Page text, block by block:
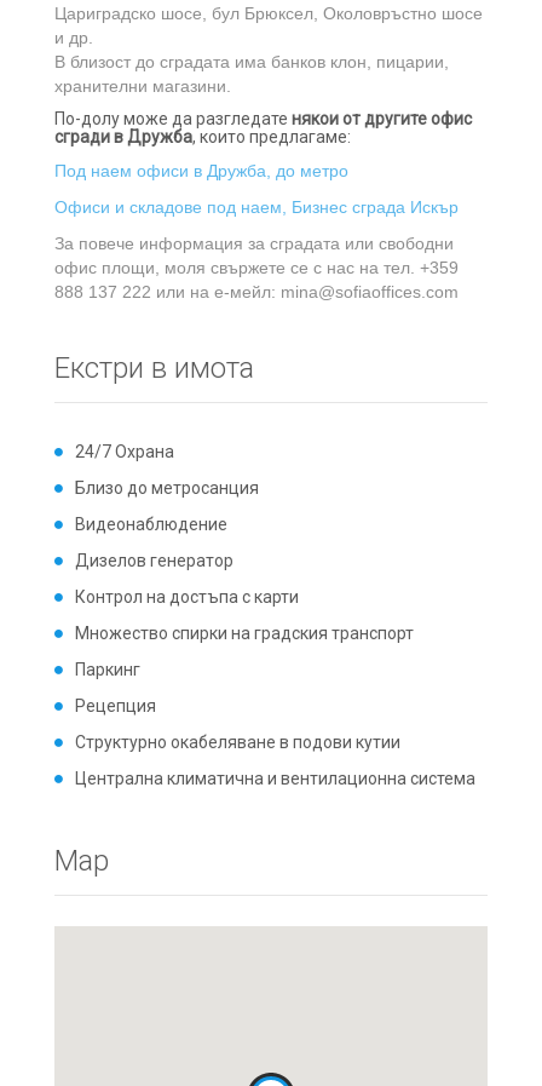
Цариградско шосе, бул Брюксел, Околовръстно шосе
и др.
В близост до сградата има банков клон, пицарии,
хранителни магазини.
По-долу може да разгледате някои от другите офис
сгради в Дружба, които предлагаме:
Под наем офиси в Дружба, до метро
Офиси и складове под наем, Бизнес сграда Искър
За повече информация за сградата или свободни
офис площи, моля свържете се с нас на тел. +359
888 137 222 или на е-мейл: mina@sofiaoffices.com
Екстри в имота
24/7 Охрана
Близо до метросанция
Видеонаблюдение
Дизелов генератор
Контрол на достъпа с карти
Множество спирки на градския транспорт
Паркинг
Рецепция
Структурно окабеляване в подови кутии
Централна климатична и вентилационна система
Map